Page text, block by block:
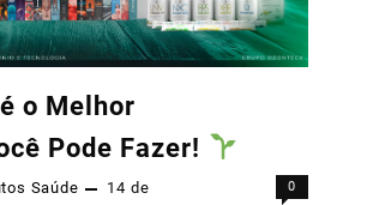
o Melhor
Pode Fazer!
Saúde
14 de
0